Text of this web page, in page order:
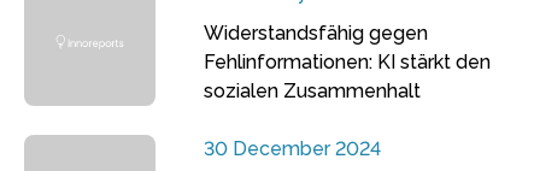
Widerstandsfähig gegen
Fehlinformationen: KI stärkt den
sozialen Zusammenhalt
30 December 2024